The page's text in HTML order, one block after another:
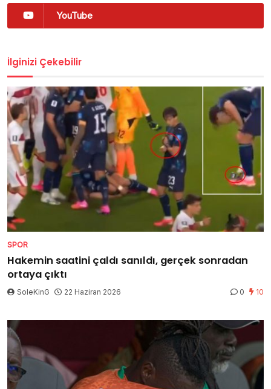
YouTube
İlginizi Çekebilir
SPOR
Hakemin saatini çaldı sanıldı, gerçek sonradan
ortaya çıktı
SoleKinG 22 Haziran 2026 0 10